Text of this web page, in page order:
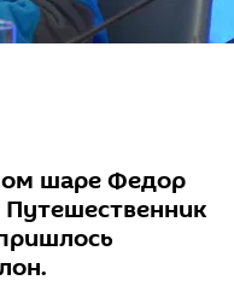
шаре Федор